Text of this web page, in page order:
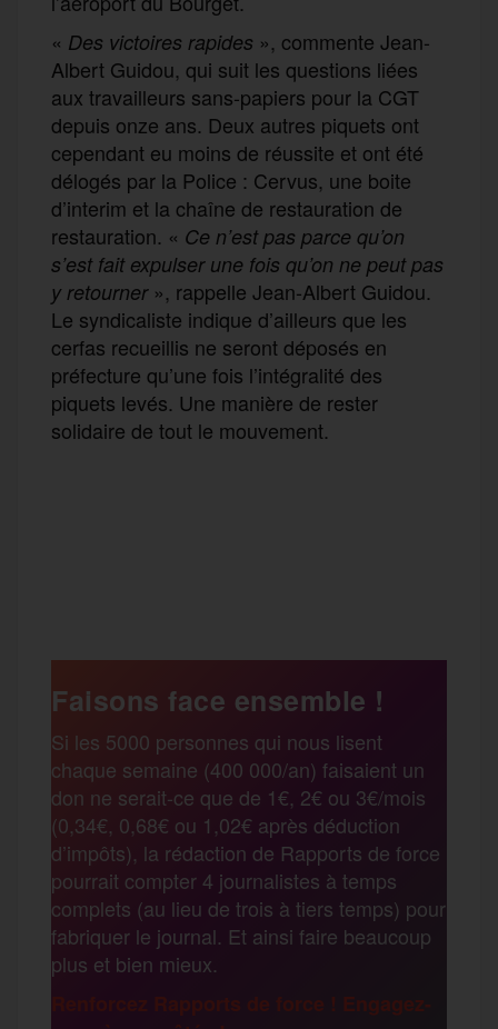
« Des victoires rapides », commente Jean-
Albert Guidou, qui suit les questions liées
aux travailleurs sans-papiers pour la CGT
depuis onze ans. Deux autres piquets ont
cependant eu moins de réussite et ont été
délogés par la Police : Cervus, une boite
d’interim et la chaîne de restauration de
restauration. « Ce n’est pas parce qu’on
s’est fait expulser une fois qu’on ne peut pas
y retourner», rappelle Jean-Albert Guidou.
Le syndicaliste indique d’ailleurs que les
cerfas recueillis ne seront déposés en
préfecture qu’une fois l’intégralité des
piquets levés. Une manière de rester
solidaire de tout le mouvement.
b
o
o
k
t
e
r
l
s
a
g
e
m
r
t
a
g
e
Faisons face ensemble !
Si les 5000 personnes qui nous lisent
chaque semaine (400 000/an) faisaient un
don ne serait-ce que de 1€, 2€ ou 3€/mois
(0,34€, 0,68€ ou 1,02€ après déduction
d’impôts), la rédaction de Rapports de force
pourrait compter 4 journalistes à temps
complets (au lieu de trois à tiers temps) pour
fabriquer le journal. Et ainsi faire beaucoup
plus et bien mieux.
Renforcez Rapports de force ! Engagez-